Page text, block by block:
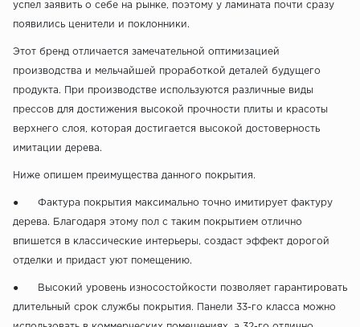
успел заявить о себе на рынке, поэтому у ламината почти сразу
появились ценители и поклонники.
Этот бренд отличается замечательной оптимизацией
производства и мельчайшей проработкой деталей будущего
продукта. При производстве используются различные виды
прессов для достижения высокой прочности плиты и красоты
верхнего слоя, которая достигается высокой достоверность
имитации дерева.
Ниже опишем преимущества данного покрытия.
● Фактура покрытия максимально точно имитирует фактуру
дерева. Благодаря этому пол с таким покрытием отлично
впишется в классические интерьеры, создаст эффект дорогой
отделки и придаст уют помещению.
● Высокий уровень износостойкости позволяет гарантировать
длительный срок службы покрытия. Панели 33-го класса можно